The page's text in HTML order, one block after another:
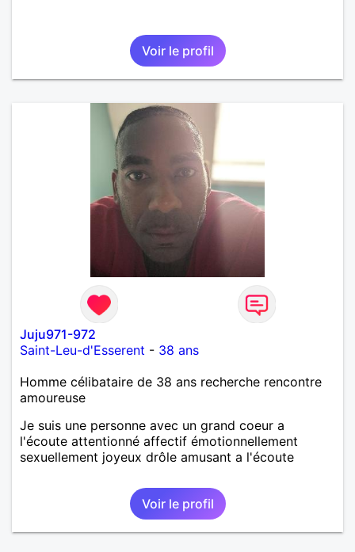
Voir le profil
Juju971-972
Saint-Leu-d'Esserent - 38 ans
Homme célibataire de 38 ans recherche rencontre
amoureuse
Je suis une personne avec un grand coeur a
l'écoute attentionné affectif émotionnellement
sexuellement joyeux drôle amusant a l'écoute
Voir le profil